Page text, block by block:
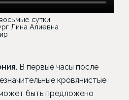
сутки.
Лина Алиевна
. В первые часы после
кровянистые
быть предложено